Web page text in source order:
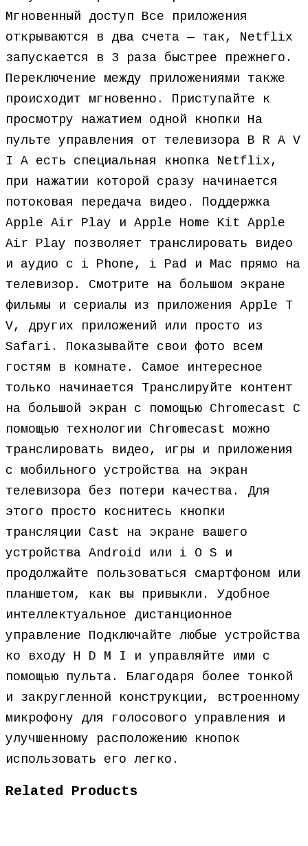
Мгновенный доступ Все приложения
открываются в два счета — так, Netflix
запускается в 3 раза быстрее прежнего.
Переключение между приложениями также
происходит мгновенно. Приступайте к
просмотру нажатием одной кнопки На
пульте управления от телевизора B R A V
I A есть специальная кнопка Netflix,
при нажатии которой сразу начинается
потоковая передача видео. Поддержка
Apple Air Play и Apple Home Kit Apple
Air Play позволяет транслировать видео
и аудио с i Phone, i Pad и Mac прямо на
телевизор. Смотрите на большом экране
фильмы и сериалы из приложения Apple T
V, других приложений или просто из
Safari. Показывайте свои фото всем
гостям в комнате. Самое интересное
только начинается Транслируйте контент
на большой экран с помощью Chromecast С
помощью технологии Chromecast можно
транслировать видео, игры и приложения
с мобильного устройства на экран
телевизора без потери качества. Для
этого просто коснитесь кнопки
трансляции Cast на экране вашего
устройства Android или i O S и
продолжайте пользоваться смартфоном или
планшетом, как вы привыкли. Удобное
интеллектуальное дистанционное
управление Подключайте любые устройства
ко входу H D M I и управляйте ими с
помощью пульта. Благодаря более тонкой
и закругленной конструкции, встроенному
микрофону для голосового управления и
улучшенному расположению кнопок
использовать его легко.
Related Products